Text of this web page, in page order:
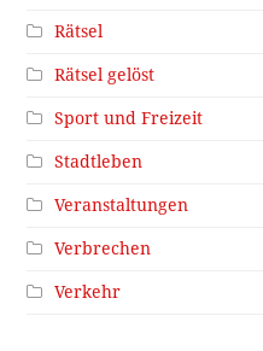
Rätsel
Rätsel gelöst
Sport und Freizeit
Stadtleben
Veranstaltungen
Verbrechen
Verkehr